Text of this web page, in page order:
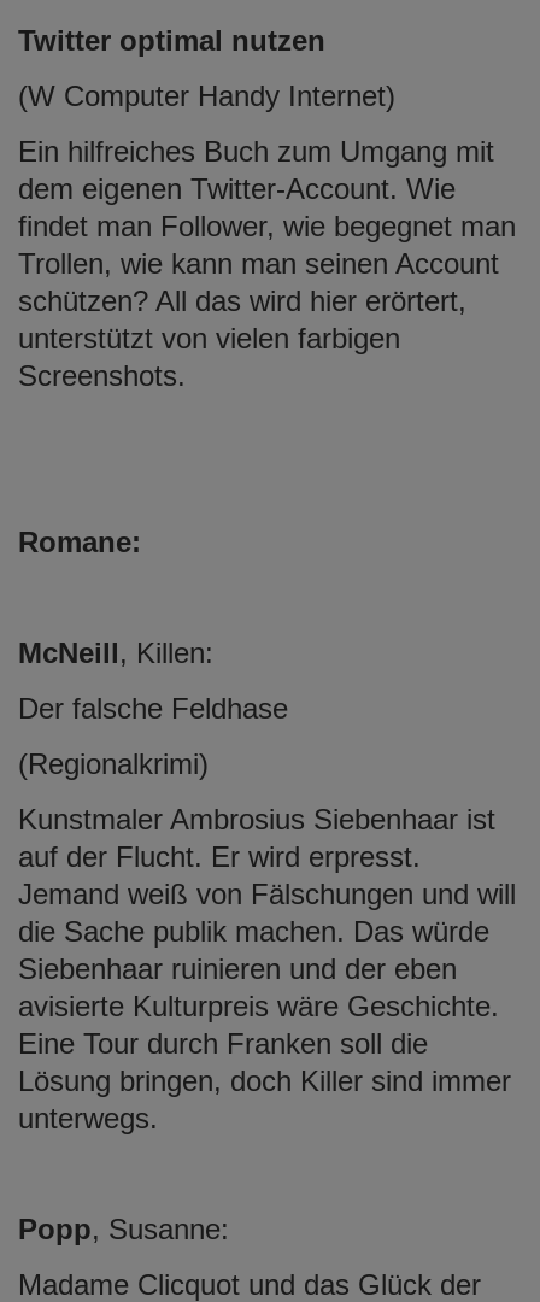
Twitter optimal nutzen
(W Computer Handy Internet)
Ein hilfreiches Buch zum Umgang mit
dem eigenen Twitter-Account. Wie
findet man Follower, wie begegnet man
Trollen, wie kann man seinen Account
schützen? All das wird hier erörtert,
unterstützt von vielen farbigen
Screenshots.
Romane:
McNeill, Killen:
Der falsche Feldhase
(Regionalkrimi)
Kunstmaler Ambrosius Siebenhaar ist
auf der Flucht. Er wird erpresst.
Jemand weiß von Fälschungen und will
die Sache publik machen. Das würde
Siebenhaar ruinieren und der eben
avisierte Kulturpreis wäre Geschichte.
Eine Tour durch Franken soll die
Lösung bringen, doch Killer sind immer
unterwegs.
Popp, Susanne:
Madame Clicquot und das Glück der